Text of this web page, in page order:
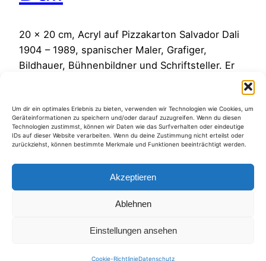
Um dir ein optimales Erlebnis zu bieten, verwenden wir Technologien wie Cookies, um
Geräteinformationen zu speichern und/oder darauf zuzugreifen. Wenn du diesen
Technologien zustimmst, können wir Daten wie das Surfverhalten oder eindeutige
IDs auf dieser Website verarbeiten. Wenn du deine Zustimmung nicht erteilst oder
zurückziehst, können bestimmte Merkmale und Funktionen beeinträchtigt werden.
Akzeptieren
Ablehnen
Einstellungen ansehen
Cookie-RichtlinieDatenschutz
20 x 20 cm, Acryl auf Pizzakarton Salvador Dali
1904 – 1989, spanischer Maler, Grafiger,
Bildhauer, Bühnenbildner und Schriftsteller. Er
sind ein hervorragender Schutz gegen
Vermassung“ zurück zur Galerie
8. Januar 2018